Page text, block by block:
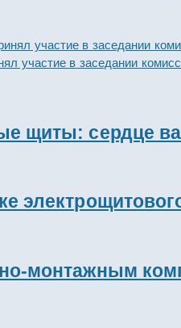
участие в заседании
щиты: сердце
монтажным